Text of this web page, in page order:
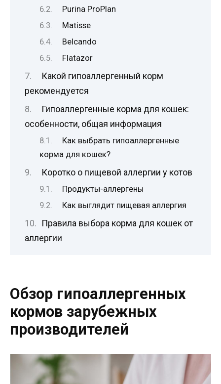
Purina ProPlan
Matisse
Belcando
Flatazor
Какой гипоаллергенный корм
рекомендуется
Гипоаллергенные корма для кошек:
особенности, общая информация
Как выбрать гипоаллергенные
корма для кошек?
Коротко о пищевой аллергии у котов
Продукты-аллергены
Как выглядит пищевая аллергия
Правила выбора корма для кошек от
аллергии
Обзор гипоаллергенных
кормов зарубежных
производителей